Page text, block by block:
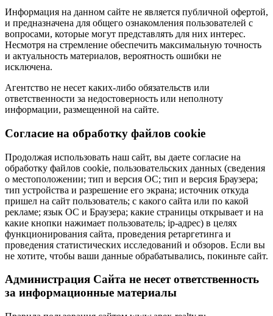
Информация на данном сайте не является публичной офертой,
и предназначена для общего ознакомления пользователей с
вопросами, которые могут представлять для них интерес.
Несмотря на стремление обеспечить максимальную точность
и актуальность материалов, вероятность ошибки не
исключена.
Агентство не несет каких-либо обязательств или
ответственности за недостоверность или неполноту
информации, размещенной на сайте.
Cогласие на обработку файлов cookie
Продолжая использовать наш сайт, вы даете согласие на
обработку файлов cookie, пользовательских данных (сведения
о местоположении; тип и версия ОС; тип и версия Браузера;
тип устройства и разрешение его экрана; источник откуда
пришел на сайт пользователь; с какого сайта или по какой
рекламе; язык ОС и Браузера; какие страницы открывает и на
какие кнопки нажимает пользователь; ip-адрес) в целях
функционирования сайта, проведения ретаргетинга и
проведения статистических исследований и обзоров. Если вы
не хотите, чтобы ваши данные обрабатывались, покиньте сайт.
Администрация Сайта не несет ответственность
за информационные материалы